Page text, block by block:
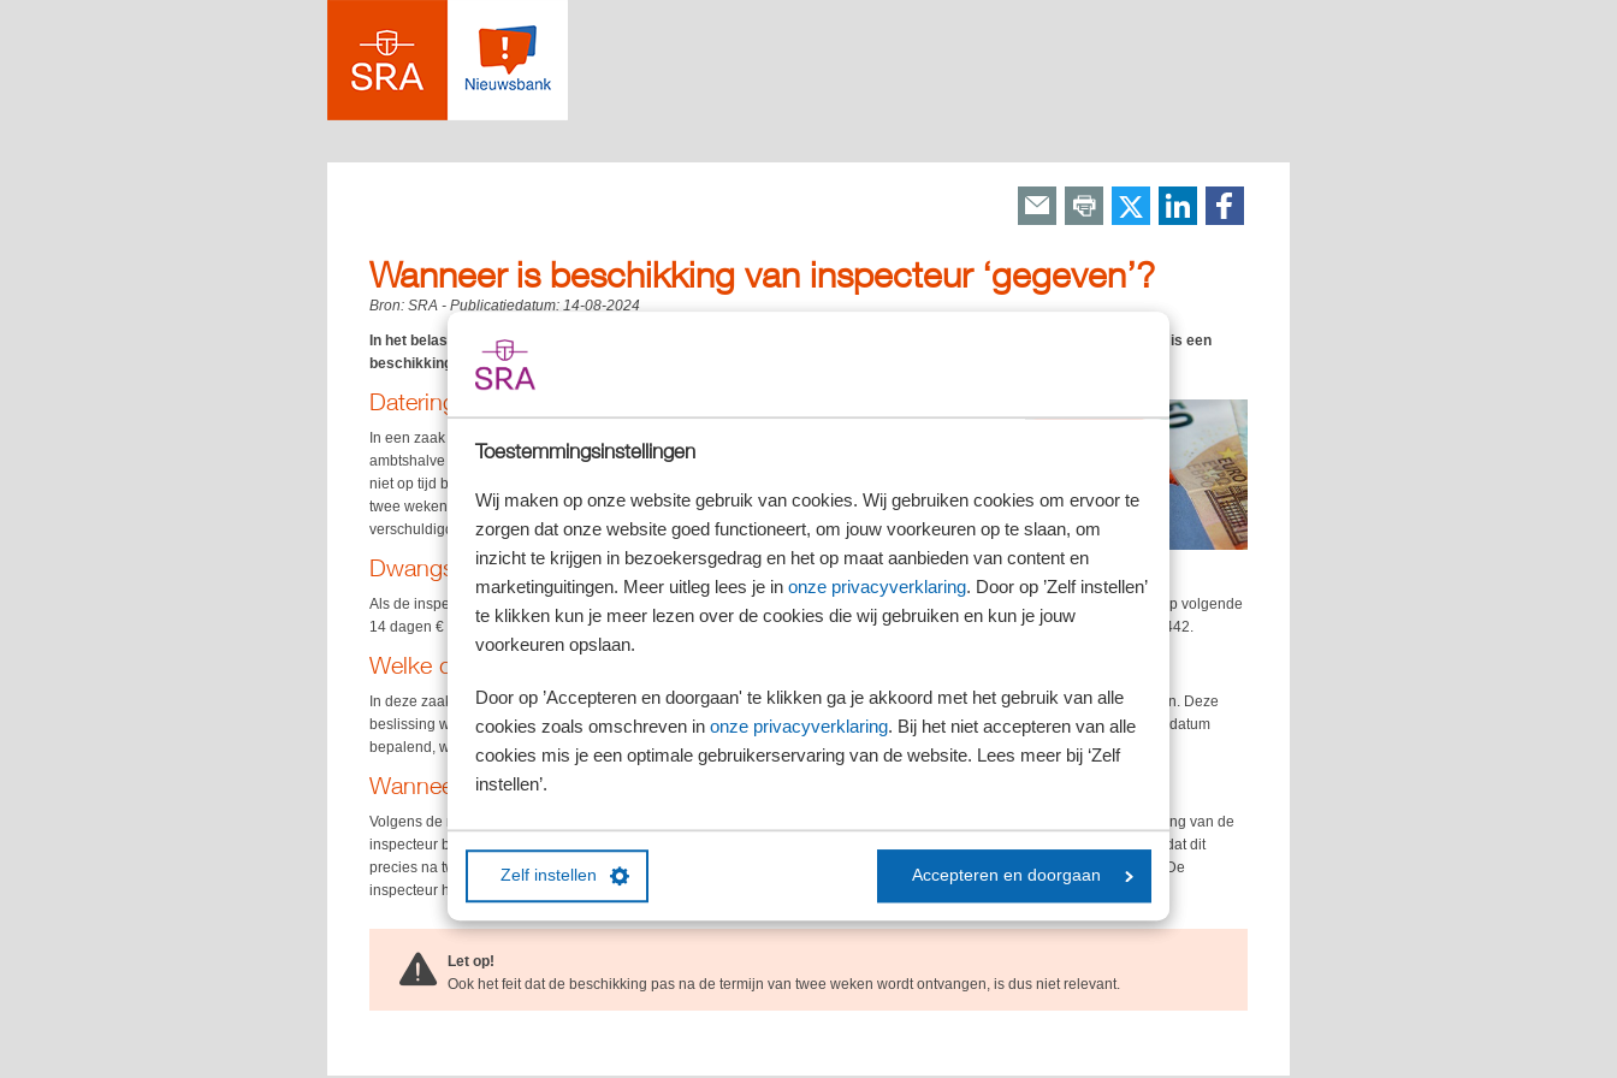
Toestemmingsinstellingen
Wij maken op onze website gebruik van cookies. Wij gebruiken cookies om ervoor te
zorgen dat onze website goed functioneert, om jouw voorkeuren op te slaan, om
inzicht te krijgen in bezoekersgedrag en het op maat aanbieden van content en
marketinguitingen. Meer uitleg lees je in onze privacyverklaring. Door op ’Zelf instellen’
te klikken kun je meer lezen over de cookies die wij gebruiken en kun je jouw
voorkeuren opslaan.
Door op ’Accepteren en doorgaan' te klikken ga je akkoord met het gebruik van alle
cookies zoals omschreven in onze privacyverklaring. Bij het niet accepteren van alle
cookies mis je een optimale gebruikerservaring van de website. Lees meer bij ‘Zelf
instellen’.
Zelf instellen Accepteren en doorgaan
Wanneer is beschikking van inspecteur ‘gegeven’?
Bron:SRA - Publicatiedatum:14-08-2024
In het belastingrecht werken termijnen erg nauw. Eén dag te laat en u kunt zomaar een boete tegemoet zien. Wanneer is een
beschikking van de inspecteur feitelijk ‘gegeven’, ofwel, welke datum is bepalend?
Datering na ontvangstdatum
In een zaak die speelde voor de rechtbank Zeeland-West-Brabant had een belastingplichtige om
ambtshalve vermindering van zijn aanslagen inkomstenbelasting verzocht. Omdat de inspecteur
niet op tijd besliste, stelde de belastingplichtige hem in gebreke. De inspecteur heeft dan nog
twee weken om te beslissen. Doet hij dit niet, dan is hij automatisch een dwangsom
verschuldigd.
Dwangsom
Als de inspecteur na twee weken nog niet beslist heeft, bedraagt de dwangsom de eerste 14 dagen € 23 per dag, de daarop volgende
14 dagen € 35 per dag en de daarop volgende 14 dagen € 45 per dag. Een dwangsom kan dus oplopen tot maximaal € 1.442.
Welke datum is bepalend?
In deze zaak had de inspecteur precies twee weken na de ingebrekestelling zijn beslissing aan belanghebbende gezonden. Deze
beslissing was echter 16 dagen na ontvangst van de ingebrekestelling gedateerd. Volgens de belastingplichtige was deze datum
bepalend, was de inspecteur dus twee dagen te laat met zijn beslissing en had hij dus recht op een dwangsom.
Wanneer bekendgemaakt?
Volgens de rechtbank Zeeland-West-Brabant is met betrekking tot een dwangsom echter van belang wanneer de beschikking van de
inspecteur bekend is gemaakt. Dit bekendmaken kan door toezending of uitreiking van de beschikking. Onomstreden was dat dit
precies na twee weken was gebeurd, dus nog net op tijd. Dat de beschikking een latere datum bevatte, deed niet ter zake. De
inspecteur hoefde dan ook geen dwangsom te betalen.
Let op!
Ook het feit dat de beschikking pas na de termijn van twee weken wordt ontvangen, is dus niet relevant.